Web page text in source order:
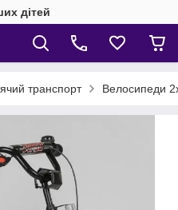
дітей
транспорт Велосипеди